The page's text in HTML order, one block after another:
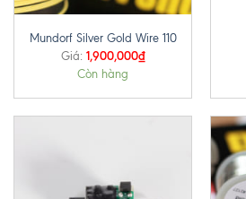
Mundorf Silver Gold Wire 110
Giá: 1,900,000₫
Còn hàng